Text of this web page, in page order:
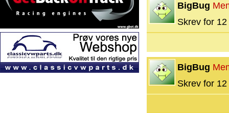
BigBug
Skrev for
BigBug
Skrev for